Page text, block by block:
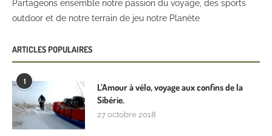
Partageons ensemble notre passion du voyage, des sports
outdoor et de notre terrain de jeu notre Planète
ARTICLES POPULAIRES
1
L’Amour à vélo, voyage aux confins de la
Sibérie.
27 octobre 2018